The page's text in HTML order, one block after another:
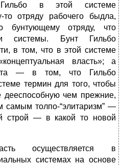
в этой системе
то отряду рабочего быдла,
бунтующему отряду, что
системы. Бунт Гильбо
в том, что в этой системе
власть»; а
— в том, что Гильбо
термин для того, чтобы
дееспособную чем прежние,
самым толпо-“элитаризм” —
строй — в какой то новой
осуществляется в
системах на основе